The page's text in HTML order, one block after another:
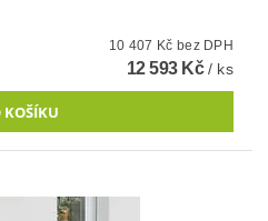
10 407 Kč bez DPH
12 593 Kč/ ks